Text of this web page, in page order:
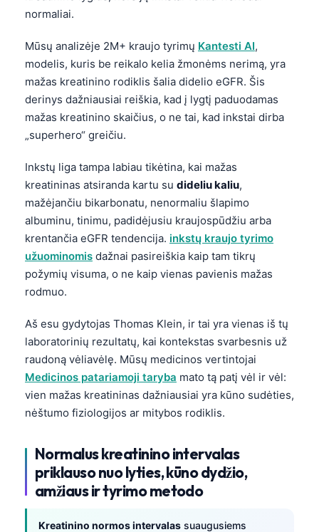
normaliai.
Mūsų analizėje 2M+ kraujo tyrimų Kantesti AI,
modelis, kuris be reikalo kelia žmonėms nerimą, yra
mažas kreatinino rodiklis šalia didelio eGFR. Šis
derinys dažniausiai reiškia, kad į lygtį paduodamas
mažas kreatinino skaičius, o ne tai, kad inkstai dirba
„superhero“ greičiu.
Inkstų liga tampa labiau tikėtina, kai mažas
kreatininas atsiranda kartu su dideliu kaliu,
mažėjančiu bikarbonatu, nenormaliu šlapimo
albuminu, tinimu, padidėjusiu kraujospūdžiu arba
krentančia eGFR tendencija. inkstų kraujo tyrimo
užuominomis dažnai pasireiškia kaip tam tikrų
požymių visuma, o ne kaip vienas pavienis mažas
rodmuo.
Aš esu gydytojas Thomas Klein, ir tai yra vienas iš tų
laboratorinių rezultatų, kai kontekstas svarbesnis už
raudoną vėliavėlę. Mūsų medicinos vertintojai
Medicinos patariamoji taryba mato tą patį vėl ir vėl:
vien mažas kreatininas dažniausiai yra kūno sudėties,
nėštumo fiziologijos ar mitybos rodiklis.
Normalus kreatinino intervalas
priklauso nuo lyties, kūno dydžio,
amžiaus ir tyrimo metodo
Kreatinino normos intervalas suaugusiems